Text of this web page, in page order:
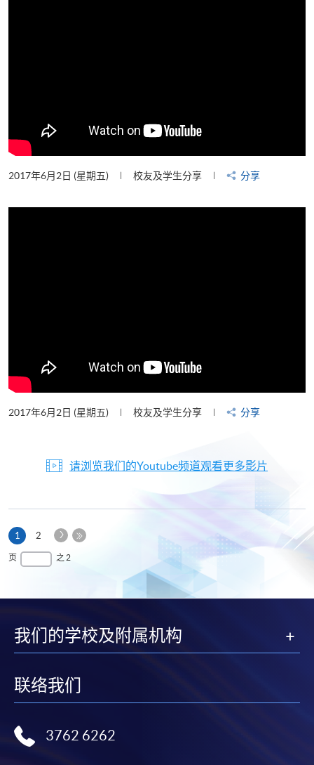
2017年6月2日 (星期五) 校友及学生分享 分享
2017年6月2日 (星期五) 校友及学生分享 分享
请浏览我们的Youtube频道观看更多影片
1 本
页
2
下
页
页 之 2
我们的学校及附属机构
联络我们
3762 6262